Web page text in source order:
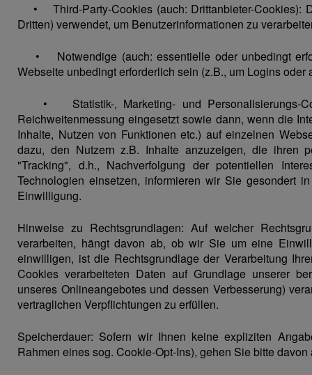
• Third-Party-Cookies (auch: Drittanbieter-Cookies):
Dritten) verwendet, um Benutzerinformationen zu
• Notwendige (auch: essentielle oder unbedingt
Webseite unbedingt erforderlich sein (z.B., um Logins
• Statistik-, Marketing- und Personalisierungs-
Reichweitenmessung eingesetzt sowie dann, wenn die
Inhalte, Nutzen von Funktionen etc.) auf einzelnen
dazu, den Nutzern z.B. Inhalte anzuzeigen, die ihren
"Tracking", d.h., Nachverfolgung der potentiellen
Technologien einsetzen, informieren wir Sie gesondert
Einwilligung.
Hinweise zu Rechtsgrundlagen: Auf welcher
verarbeiten, hängt davon ab, ob wir Sie um eine
einwilligen, ist die Rechtsgrundlage der Verarbeitung
Cookies verarbeiteten Daten auf Grundlage unserer
unseres Onlineangebotes und dessen Verbesserung)
vertraglichen Verpflichtungen zu erfüllen.
Speicherdauer: Sofern wir Ihnen keine expliziten
Rahmen eines sog. Cookie-Opt-Ins), gehen Sie bitte